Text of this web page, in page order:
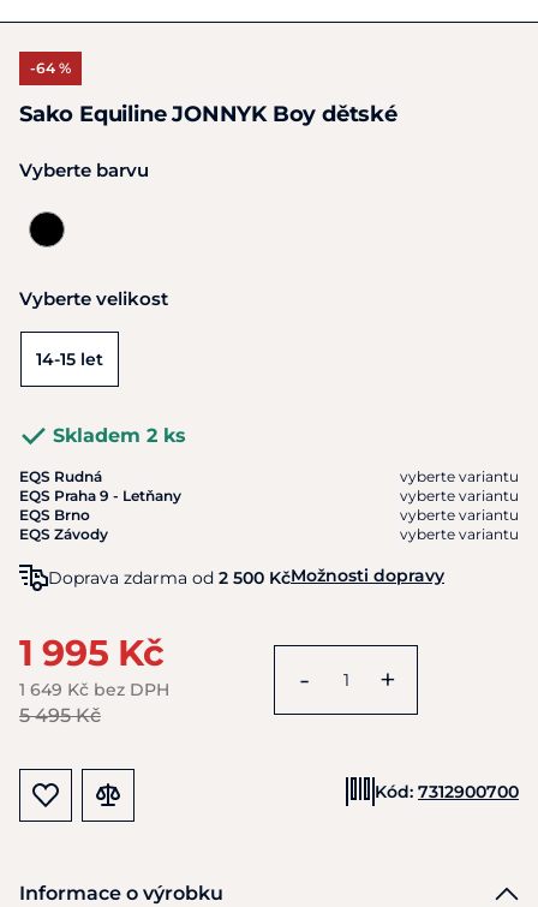
-64 %
Sako Equiline JONNYK Boy dětské
Vyberte barvu
Vyberte velikost
14-15 let
Skladem 2 ks
EQS Rudná
vyberte variantu
EQS Praha 9 - Letňany
vyberte variantu
EQS Brno
vyberte variantu
EQS Závody
vyberte variantu
Doprava zdarma od 2 500 KčMožnosti dopravy
1 995 Kč
1 649 Kč bez DPH
5 495 Kč
- +
Kód: 7312900700
Informace o výrobku